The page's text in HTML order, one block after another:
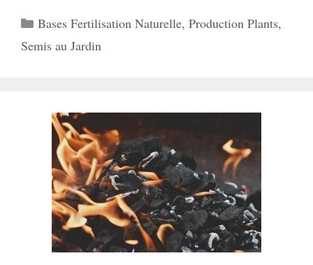
Catégories
Bases Fertilisation Naturelle, Production Plants,
Semis au Jardin